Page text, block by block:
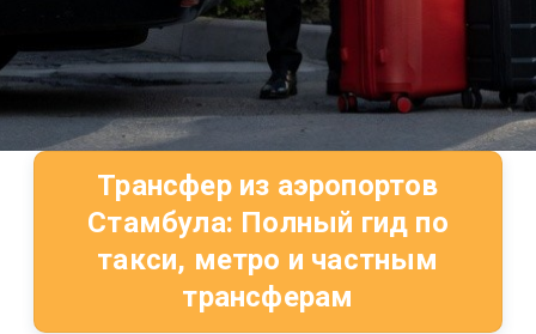
Трансфер из аэропортов
Стамбула: Полный гид по
такси, метро и частным
трансферам